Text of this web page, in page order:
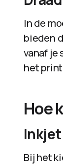
In de
bieden
vanaf je
het
Hoe
Bij het